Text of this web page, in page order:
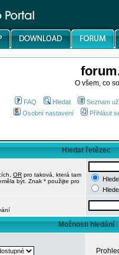
O všem, co
FAQ Hledat Seznam
Osobní nastavení
Přihlásit
Hledat řetězec
OR pro taková, která tam
být. Znak * použijte pro
Možnosti hledání